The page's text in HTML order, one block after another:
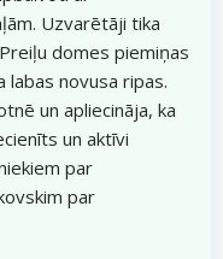
Uzvarētāji tika
domes piemiņas
labas novusa ripas.
un apliecināja, ka
un aktīvi
par
par